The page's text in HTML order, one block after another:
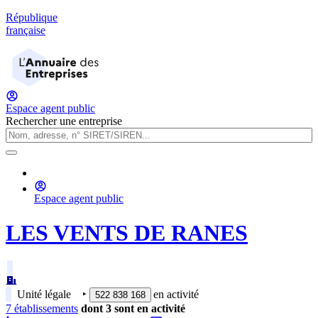
République
française
Espace agent public
Rechercher une entreprise
Espace agent public
LES VENTS DE RANES
Unité légale ‣ 522 838 168
en activité
7 établissements dont 3 sont en activité